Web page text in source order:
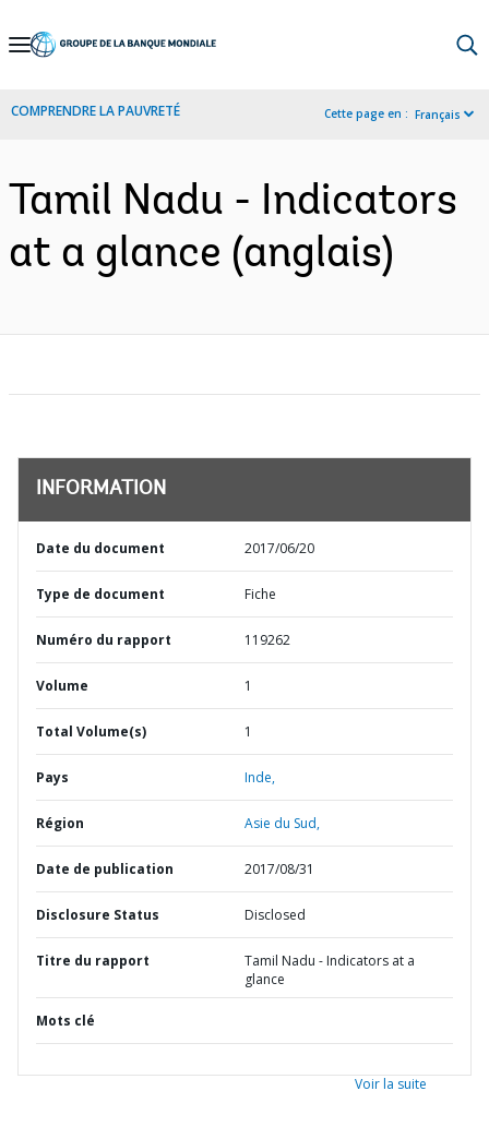
Skip
Navigation
COMPRENDRE LA PAUVRETÉ Cette page en : Français
Tamil Nadu - Indicators
at a glance (anglais)
INFORMATION
Date du document 2017/06/20
Type de document Fiche
Numéro du rapport 119262
Volume 1
Total Volume(s) 1
Pays Inde,
Région Asie du Sud,
Date de publication 2017/08/31
Disclosure Status Disclosed
Titre du rapport
Tamil Nadu - Indicators at a
glance
Mots clé
Voir la suite